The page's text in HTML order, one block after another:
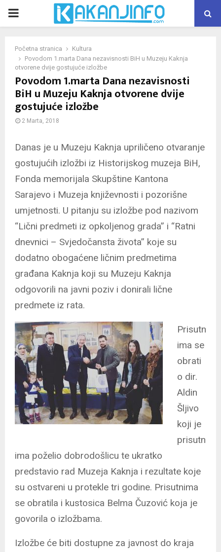
PRIMARY
Početna stranica
Kultura
Povodom 1.marta Dana nezavisnosti BiH u Muzeju Kaknja
otvorene dvije gostujuće izložbe
Povodom 1.marta Dana nezavisnosti
BiH u Muzeju Kaknja otvorene dvije
gostujuće izložbe
2 Marta, 2018
Danas je u Muzeju Kaknja upriličeno otvaranje
gostujućih izložbi iz Historijskog muzeja BiH,
Fonda memorijala Skupštine Kantona
Sarajevo i Muzeja književnosti i pozorišne
umjetnosti. U pitanju su izložbe pod nazivom
“Lični predmeti iz opkoljenog grada” i “Ratni
dnevnici – Svjedočansta života” koje su
dodatno obogaćene ličnim predmetima
građana Kaknja koji su Muzeju Kaknja
odgovorili na javni poziv i donirali lične
predmete iz rata.
Prisutn
ima se
obrati
o dir.
Aldin
Šljivo
koji je
prisutn
ima poželio dobrodošlicu te ukratko
predstavio rad Muzeja Kaknja i rezultate koje
su ostvareni u protekle tri godine. Prisutnima
se obratila i kustosica Belma Čuzović koja je
govorila o izložbama.
Izložbe će biti dostupne za javnost do kraja